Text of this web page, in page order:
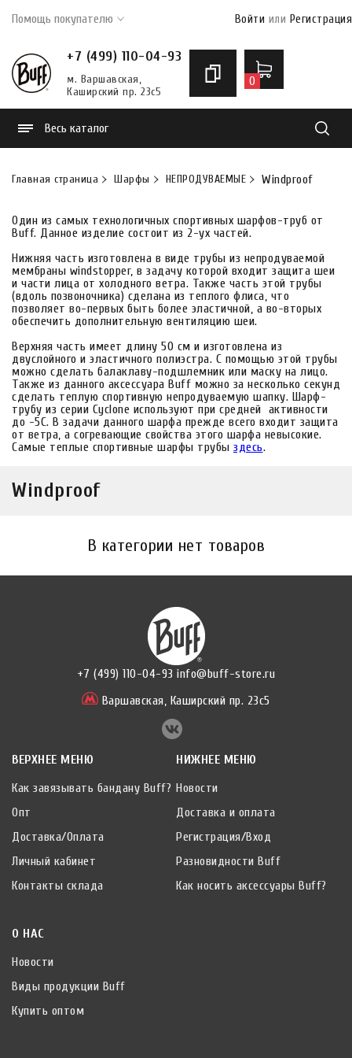
Помощь покупателю Войти или Регистрация
+7 (499) 110-04-93
м. Варшавская,
Каширский пр. 23с5
0
Весь каталог
Главная страница Шарфы НЕПРОДУВАЕМЫЕ Windproof
Один из самых технологичных спортивных шарфов-труб от
Buff. Данное изделие состоит из 2-ух частей.
Нижняя часть изготовлена в виде трубы из непродуваемой
мембраны windstopper, в задачу которой входит защита шеи
и части лица от холодного ветра. Также часть этой трубы
(вдоль позвоночника) сделана из теплого флиса, что
позволяет во-первых быть более эластичной, а во-вторых
обеспечить дополнительную вентиляцию шеи.
Верхняя часть имеет длину 50 см и изготовлена из
двуслойного и эластичного полиэстра. С помощью этой трубы
можно сделать балаклаву-подшлемник или маску на лицо.
Также из данного аксессуара Buff можно за несколько секунд
сделать теплую спортивную непродуваемую шапку. Шарф-
трубу из серии Cyclone используют при средней активности
до -5С. В задачи данного шарфа прежде всего входит защита
от ветра, а согревающие свойства этого шарфа невысокие.
Самые теплые спортивные шарфы трубы здесь.
Windproof
В категории нет товаров
+7 (499) 110-04-93 info@buff-store.ru
Варшавская, Каширский пр. 23с5
ВЕРХНЕЕ МЕНЮ
Как завязывать бандану Buff?
Опт
Доставка/Оплата
Личный кабинет
Контакты склада
НИЖНЕЕ МЕНЮ
Новости
Доставка и оплата
Регистрация/Вход
Разновидности Buff
Как носить аксессуары Buff?
О НАС
Новости
Виды продукции Buff
Купить оптом